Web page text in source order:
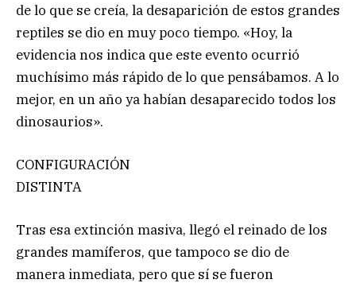
de lo que se creía, la desaparición de estos grandes
reptiles se dio en muy poco tiempo. «Hoy, la
evidencia nos indica que este evento ocurrió
muchísimo más rápido de lo que pensábamos. A lo
mejor, en un año ya habían desaparecido todos los
dinosaurios».
CONFIGURACIÓN
DISTINTA
Tras esa extinción masiva, llegó el reinado de los
grandes mamíferos, que tampoco se dio de
manera inmediata, pero que sí se fueron